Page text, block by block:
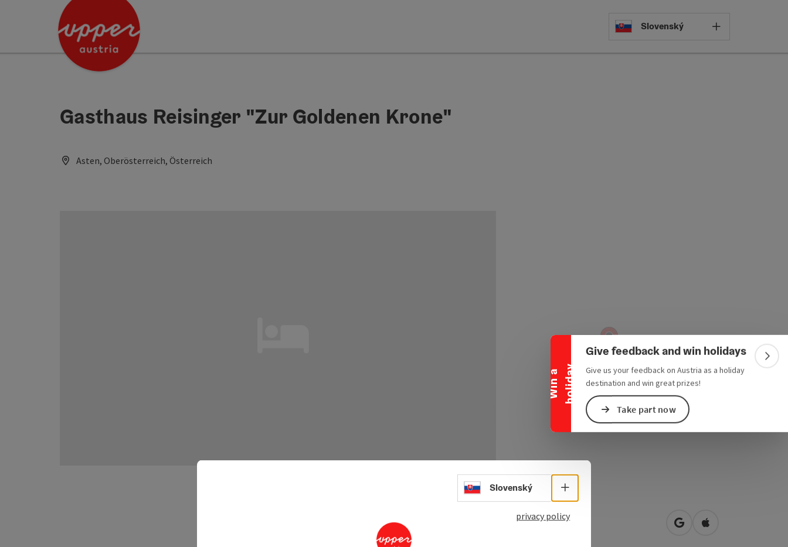
Accesskey
Accesskey
W
i
n
a
h
o
l
i
d
a y
Collapse banner Give feedback and win holidays
Give us your feedback on Austria as a holiday
destination and win great prizes!
Take part now
Select
Slovenský
Gasthaus Reisinger "Zur Goldenen Krone"
Asten, Oberösterreich, Österreich
Wienerstr. 6
open in Google Maps
Open in Apple
Select language - Open menu
Slovenský
privacy policy